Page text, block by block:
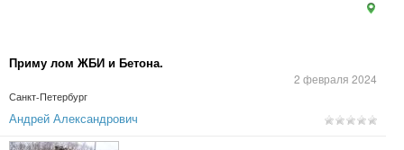
Приму лом ЖБИ и Бетона.
2 февраля 2024
Санкт-Петербург
Андрей Александрович